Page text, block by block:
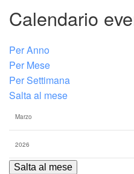
Calendario
Per Anno
Per Mese
Per Settimana
Salta al mese
Salta al mese